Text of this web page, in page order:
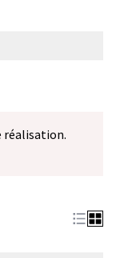
réalisation.